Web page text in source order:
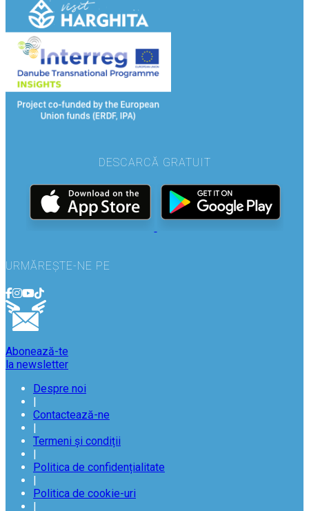
DESCARCĂ GRATUIT
URMĂREȘTE-NE PE
Abonează-te
la newsletter
Despre noi
Contactează-ne
Termeni și condiții
Politica de confidențialitate
Politica de cookie-uri